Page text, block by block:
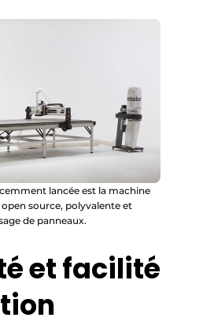
lancée est la machine
source, polyvalente et
de panneaux.
et facilité